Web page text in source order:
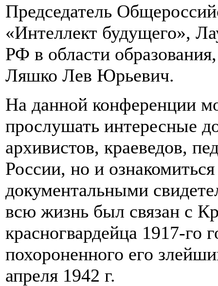
Председатель
«Интеллект будущего»,
РФ в области
Ляшко Лев Юрьевич.
На данной конференции
прослушать интересные
архивистов, краеведов,
России, но и
документальными
всю жизнь был связан с
красногвардейца 1917-го
похороненного его
апреля 1942 г.